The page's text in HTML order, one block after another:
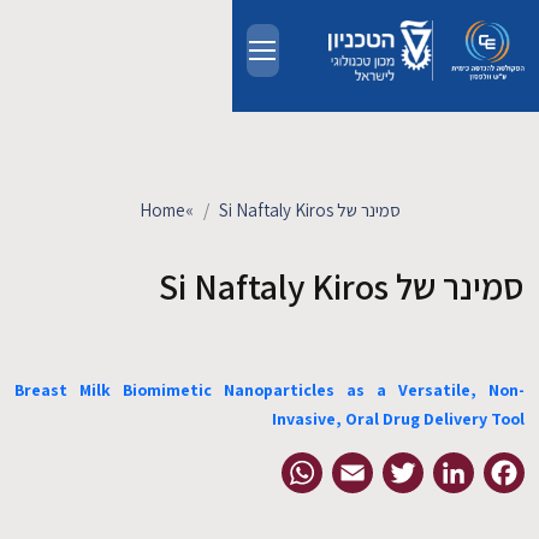
חדשות ואירועים
קשרי תעשייה
Home» סמינר של Si Naftaly Kiros
סמינר של Si Naftaly Kiros
Breast Milk Biomimetic Nanoparticles as a Versatile, Non-
Invasive, Oral Drug Delivery Tool
Facebook
LinkedIn
Twitter
Email